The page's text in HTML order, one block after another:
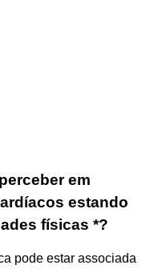
em
estando
físicas *?
pode estar associada